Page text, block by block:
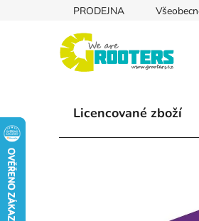
PRODEJNA
Licencované zboží